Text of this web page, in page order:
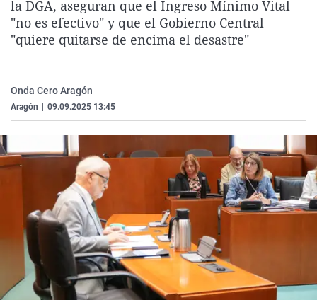
La rosa de los vientos
Gente viajera
Caso
Retornados
Extremadura
Galicia
Virales
Televisión
la DGA, aseguran que el Ingreso Mínimo Vital
"no es efectivo" y que el Gobierno Central
"quiere quitarse de encima el desastre"
Onda Cero Aragón
Aragón 09.09.2025 13:45